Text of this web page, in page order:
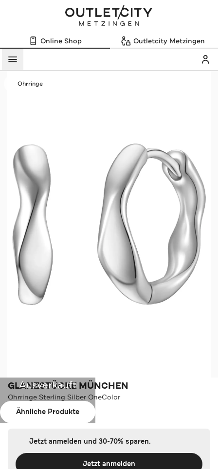
Online Shop Outletcity Metzingen
Menü
Ohrringe
Ausverkauft
Ähnliche Produkte
GLANZSTÜCKE MÜNCHEN
Ohrringe Sterling Silber OneColor
Farbe:OneColor
Jetzt anmelden und 30-70% sparen.
Jetzt anmelden